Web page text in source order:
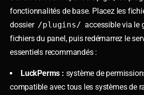
fonctionnalités de base. Placez les
dossier /plugins/ accessible via le
fichiers du panel, puis redémarrez le
essentiels recommandés :
LuckPerms : système de
compatible avec tous les systèmes de